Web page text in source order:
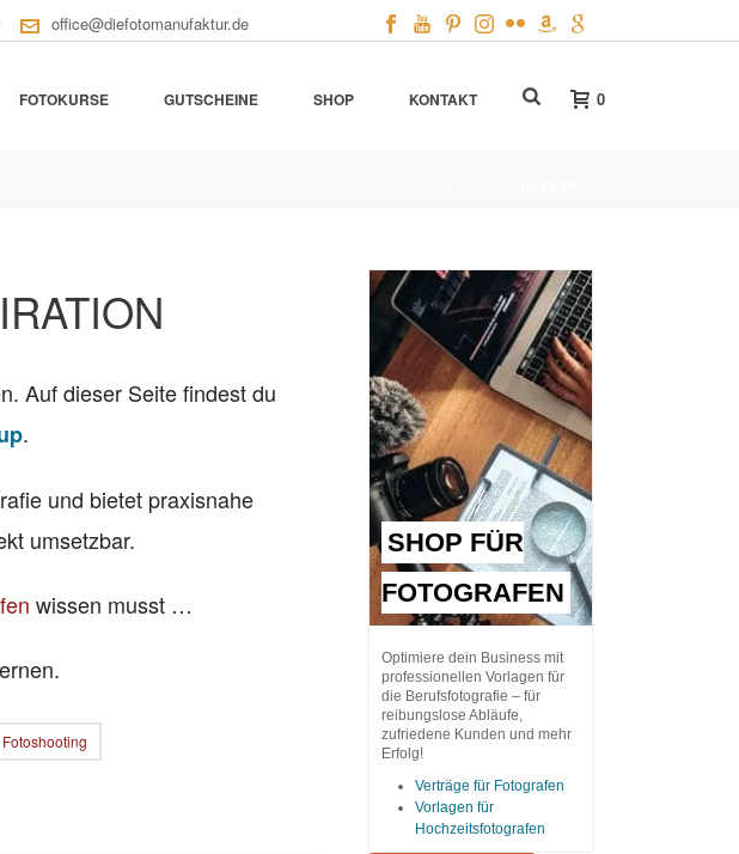
office@diefotomanufaktur.de
FOTOKURSE GUTSCHEINE SHOP KONTAKT 0
Auf dieser Seite findest du
.
und bietet praxisnahe
umsetzbar.
wissen musst …
Fotoshooting
SHOP FÜR
FOTOGRAFEN
Optimiere dein Business mit
professionellen Vorlagen für
die Berufsfotografie – für
reibungslose Abläufe,
zufriedene Kunden und mehr
Erfolg!
Verträge für Fotografen
Vorlagen für
Hochzeitsfotografen